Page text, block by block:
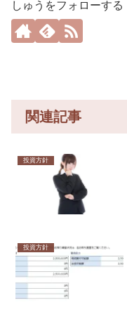
しゅうをフォローする
関連記事
投資方針
投資方針